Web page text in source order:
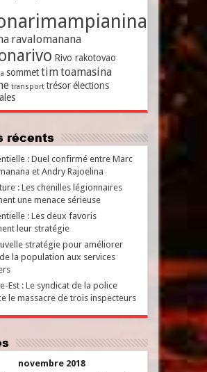
ravalomanana
Rivo rakotovao
sommet timtoamasina
transport trésor élections
récents
: Duel confirmé entre Marc
et Andry Rajoelina
: Les chenilles légionnaires
une menace sérieuse
: Les deux favoris
leur stratégie
stratégie pour améliorer
de la population aux services
Est : Le syndicat de la police
le massacre de trois inspecteurs
novembre 2018